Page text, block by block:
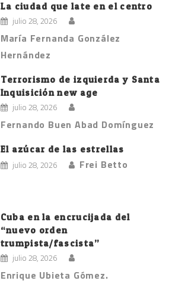
La ciudad que late en el centro
julio 28, 2026
María Fernanda González
Hernández
Terrorismo de izquierda y Santa
Inquisición new age
julio 28, 2026
Fernando Buen Abad Domínguez
El azúcar de las estrellas
julio 28, 2026 Frei Betto
Cuba en la encrucijada del
“nuevo orden
trumpista/fascista”
julio 28, 2026
Enrique Ubieta Gómez.